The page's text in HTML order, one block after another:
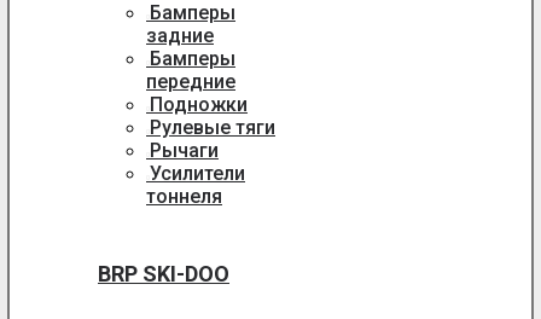
Бамперы
задние
Бамперы
передние
Подножки
Рулевые тяги
Рычаги
Усилители
тоннеля
BRP SKI-DOO